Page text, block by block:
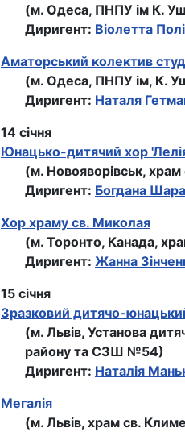
(м. Одеса, ПНПУ ім К.
Диригент: Віолетта
Аматорський колектив
(м. Одеса, ПНПУ ім, К.
Диригент: Наталя
14 січня
Юнацько-дитячий хор
(м. Новояворівськ,
Диригент: Богдана
Хор храму св. Миколая
(м. Торонто, Канада,
Диригент: Жанна
15 січня
Зразковий дитячо-
(м. Львів, Установа
району та СЗШ №54)
Диригент: Наталія
Мегалiя
(м. Львів, храм св.